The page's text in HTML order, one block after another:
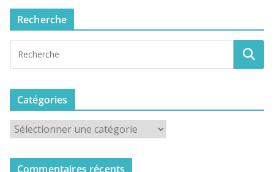
Recherche
Catégories
t
Commentaires récents